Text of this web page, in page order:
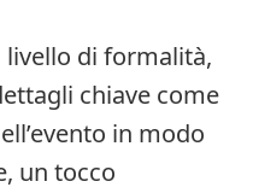
di formalità,
chiave come
in modo
un tocco